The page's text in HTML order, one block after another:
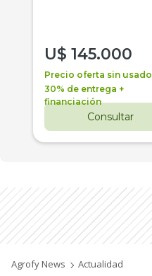
U$ 145.000
Precio oferta sin usado
30% de entrega +
financiación
Consultar
Agrofy News Actualidad